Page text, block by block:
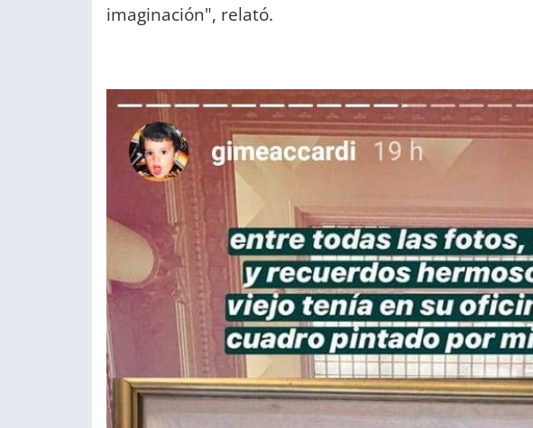
imaginación", relató.